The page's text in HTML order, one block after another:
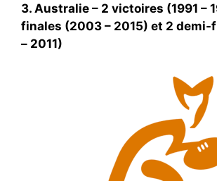
3. Australie – 2 victoires (1991 –
finales (2003 – 2015) et 2 demi-
– 2011)